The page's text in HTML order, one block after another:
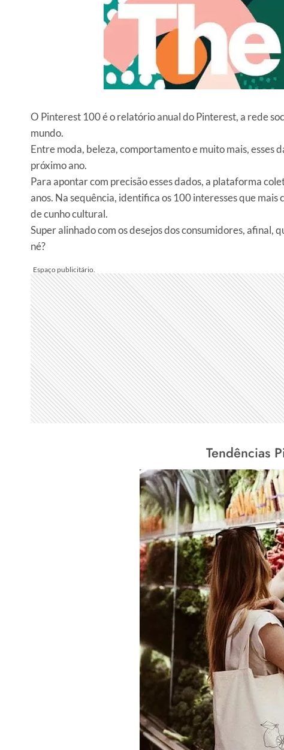
O Pinterest 100 é o relatório anual do Pinterest, a rede
mundo.
Entre moda, beleza, comportamento e muito mais, esses
próximo ano.
Para apontar com precisão esses dados, a plataforma
anos. Na sequência, identifica os 100 interesses que
de cunho cultural.
Super alinhado com os desejos dos consumidores, afinal,
né?
Tendências